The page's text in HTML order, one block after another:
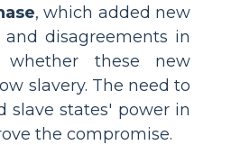
, which added new
and disagreements in
whether these new
slavery. The need to
slave states' power in
the compromise.